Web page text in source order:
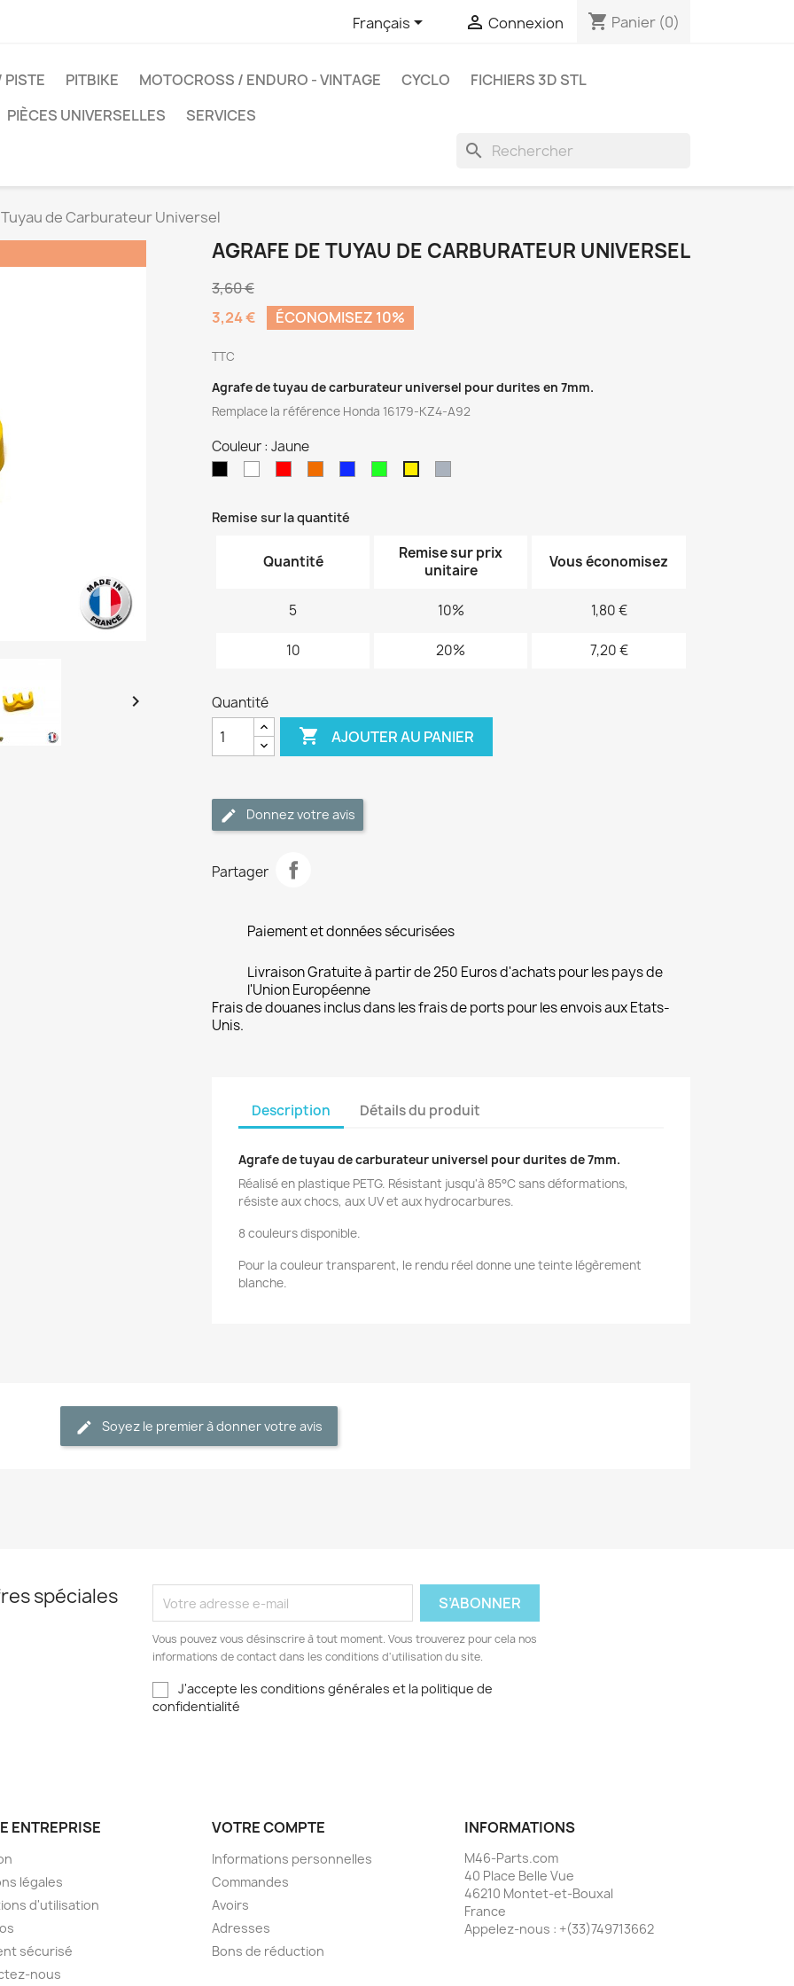
Français  Connexion shopping_cart Panier (0)
PITBIKE MOTOCROSS / ENDURO - VINTAGE CYCLO
FICHIERS 3D STL
PIÈCES UNIVERSELLES
SERVICES
search
de Carburateur Universel

AGRAFE DE TUYAU DE CARBURATEUR UNIVERSEL
3,60 €
3,24 €
ÉCONOMISEZ 10%
TTC
Agrafe de tuyau de carburateur universel pour durites en 7mm.
Remplace la référence Honda 16179-KZ4-A92
Couleur : Jaune
Remise sur la quantité
Quantité
Remise sur prix
unitaire
Vous économisez
5 10% 1,80 €
10 20% 7,20 €
Quantité
 AJOUTER AU PANIER
Donnez votre avis
Partager
Paiement et données sécurisées
Livraison Gratuite à partir de 250 Euros d'achats pour les pays de
l'Union Européenne
Frais de douanes inclus dans les frais de ports pour les envois aux Etats-
Unis.
Description Détails du produit
Agrafe de tuyau de carburateur universel pour durites de 7mm.
Réalisé en plastique PETG. Résistant jusqu'à 85°C sans déformations,
résiste aux chocs, aux UV et aux hydrocarbures.
8 couleurs disponible.
Pour la couleur transparent, le rendu réel donne une teinte légèrement
blanche.
Soyez le premier à donner votre avis
spéciales
Vous pouvez vous désinscrire à tout moment. Vous trouverez pour cela nos
informations de contact dans les conditions d'utilisation du site.
J'accepte les conditions générales et la politique de
confidentialité
ENTREPRISE
légales
d'utilisation
sécurisé
nous
VOTRE COMPTE
Informations personnelles
Commandes
Avoirs
Adresses
Bons de réduction
INFORMATIONS
M46-Parts.com
40 Place Belle Vue
46210 Montet-et-Bouxal
France
Appelez-nous : +(33)749713662